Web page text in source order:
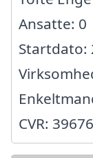
Ansatte: 0
Startdato:
CVR: